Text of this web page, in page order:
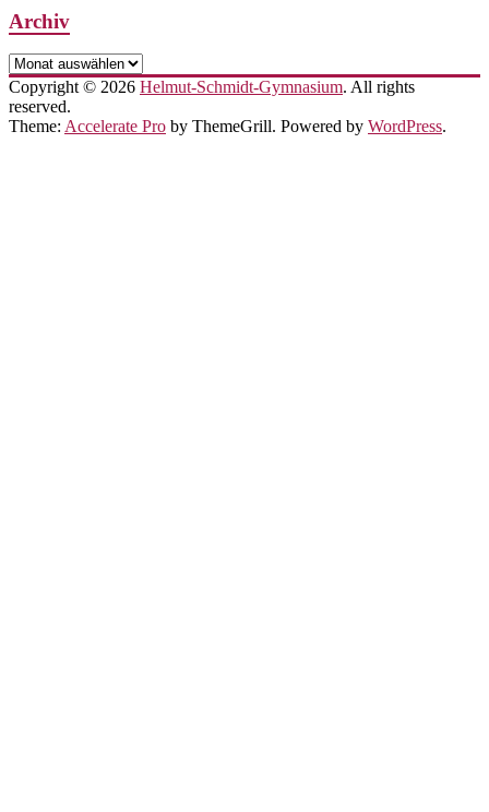
Archiv
Archiv
Copyright © 2026 Helmut-Schmidt-Gymnasium. All rights
reserved.
Theme: Accelerate Pro by ThemeGrill. Powered by WordPress.